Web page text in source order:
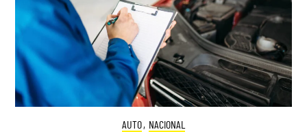
AUTO, NACIONAL